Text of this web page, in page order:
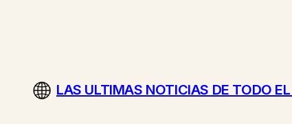
LAS ULTIMAS NOTICIAS DE TODO